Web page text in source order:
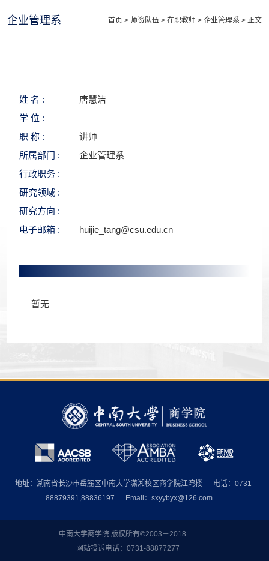
企业管理系 首页 > 师资队伍 >在职教师 >企业管理系 > 正文
姓 名 :
唐慧洁
学 位 :
职 称 :
讲师
所属部门 :
企业管理系
行政职务 :
研究领域 :
研究方向 :
电子邮箱 :
huijie_tang@csu.edu.cn
暂无
地址：湖南省长沙市岳麓区中南大学潇湘校区商学院江湾楼
电话：0731-
88879391,88836197
Email：sxyybyx@126.com
中南大学商学院 版权所有©2003－2018
网站投诉电话：0731-88877277